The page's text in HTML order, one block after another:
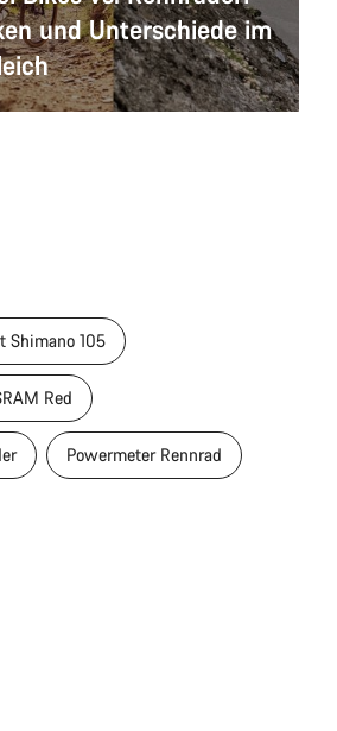
und Unterschiede im
Shimano 105
Red
Powermeter Rennrad